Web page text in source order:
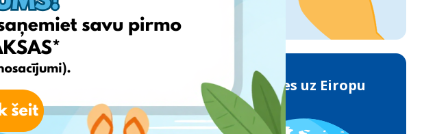
Piegādes uz Eiropu